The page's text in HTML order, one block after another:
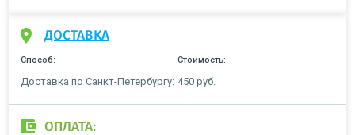
ДОСТАВКА
Способ: Стоимость:
Доставка по Санкт-Петербургу: 450 руб.
ОПЛАТА: